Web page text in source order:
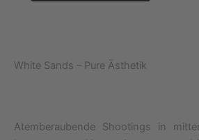
White Sands – Pure Ästhetik
Atemberaubende Shootings in